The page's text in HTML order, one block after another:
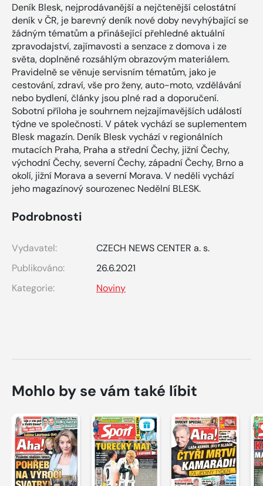
Deník Blesk, nejprodávanější a nejčtenější celostátní
deník v ČR, je barevný deník nové doby nevyhýbající se
žádným tématům a přinášející přehledné aktuální
zpravodajství, zajímavosti a senzace z domova i ze
světa, doplněné rozsáhlým obrazovým materiálem.
Pravidelně se věnuje servisním tématům, jako je
cestování, zdraví, vše pro ženy, auto-moto, vzdělávání
nebo bydlení, články jsou plné rad a doporučení.
Sobotní příloha je souhrnem nejzajímavějších událostí
týdne ve společnosti. V pátek vychází se suplementem
Blesk magazín. Deník Blesk vychází v regionálních
mutacích Praha, Praha a střední Čechy, jižní Čechy,
východní Čechy, severní Čechy, západní Čechy, Brno a
okolí, jižní Morava a severní Morava. V neděli vychází
jeho magazínový sourozenec Nedělní BLESK.
Podrobnosti
Vydavatel:
CZECH NEWS CENTER a. s.
Publikováno:
26.6.2021
Kategorie:
Noviny
Mohlo by se vám také líbit